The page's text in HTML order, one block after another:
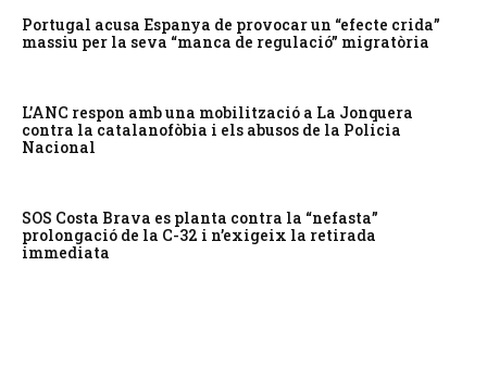
Portugal acusa Espanya de provocar un “efecte crida”
massiu per la seva “manca de regulació” migratòria
L’ANC respon amb una mobilització a La Jonquera
contra la catalanofòbia i els abusos de la Policia
Nacional
SOS Costa Brava es planta contra la “nefasta”
prolongació de la C-32 i n’exigeix la retirada
immediata